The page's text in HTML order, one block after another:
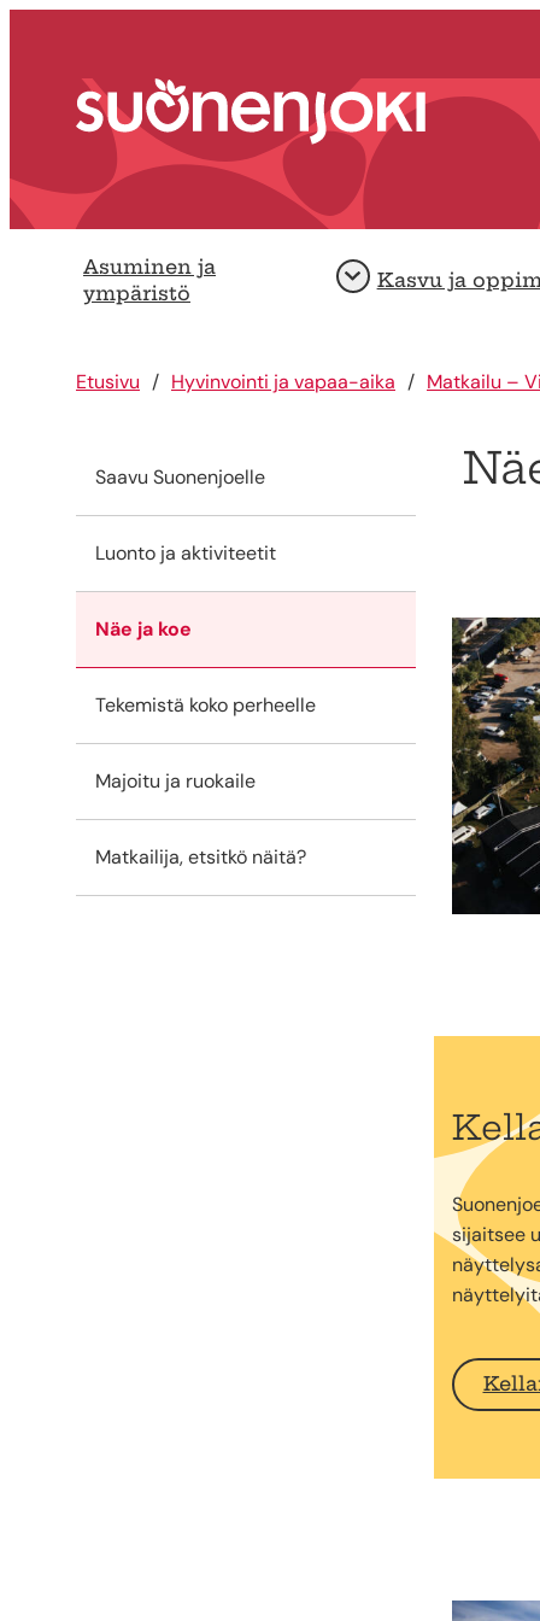
Etusivu
Asuminen ja
ympäristö
AvaaKasvu ja
Etusivu Hyvinvointi ja vapaa-aika Matkailu –
Saavu Suonenjoelle
Luonto ja aktiviteetit
Näe ja koe
Tekemistä koko perheelle
Majoitu ja ruokaile
Matkailija, etsitkö näitä?
sijaitsee